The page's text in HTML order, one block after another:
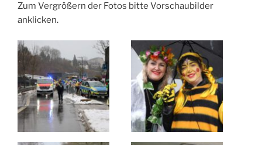
Zum Vergrößern der Fotos bitte Vorschaubilder
anklicken.